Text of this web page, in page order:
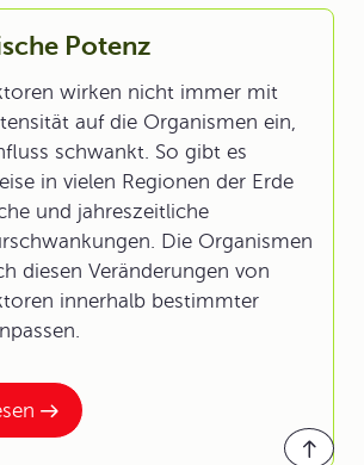
Potenz
wirken nicht immer mit
auf die Organismen ein,
schwankt. So gibt es
in vielen Regionen der Erde
und jahreszeitliche
Die Organismen
diesen Veränderungen von
innerhalb bestimmter